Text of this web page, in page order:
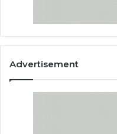
Advertisement